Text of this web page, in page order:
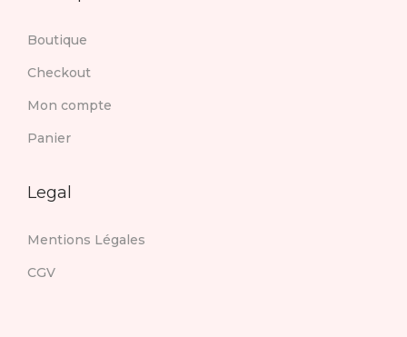
Boutique
Checkout
Mon compte
Panier
Legal
Mentions Légales
CGV